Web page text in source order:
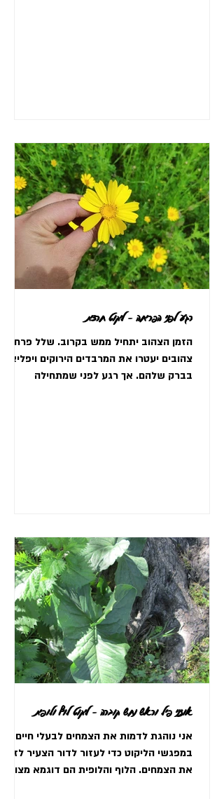
רגע לפני הפריחה - ליקוט חרצית
הזמן הצהוב יתחיל ממש בקרוב. שלל פרחים
צהובים יעטרו את המרבדים הירוקים ויפליאו
בברק שלהם. אך רגע לפני שמתחילה
אוזני פיל וראש נחש קוברה - ליקוט לוף ולופית
אני נוהגת לדמות את הצמחים לבעלי חיים
במפגשי הליקוט כדי לעזור לדור הצעיר לזכור
את הצמחים. הלוף והלופית הם דוגמא מצוינת